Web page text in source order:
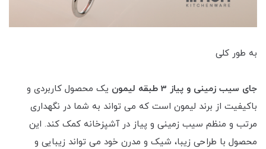
به طور کلی
جای سیب زمینی و پیاز 3 طبقه لیمون
یک محصول کاربردی و
باکیفیت از برند لیمون است که می تواند به شما در نگهداری
مرتب و منظم سیب زمینی و پیاز در آشپزخانه کمک کند. این
محصول با طراحی زیبا، شیک و مدرن خود می تواند زیبایی و